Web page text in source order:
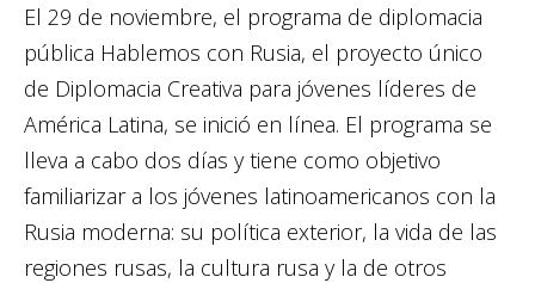
El 29 de noviembre, el programa de diplomacia
pública Hablemos con Rusia, el proyecto único
de Diplomacia Creativa para jóvenes líderes de
América Latina, se inició en línea. El programa se
lleva a cabo dos días y tiene como objetivo
familiarizar a los jóvenes latinoamericanos con la
Rusia moderna: su política exterior, la vida de las
regiones rusas, la cultura rusa y la de otros